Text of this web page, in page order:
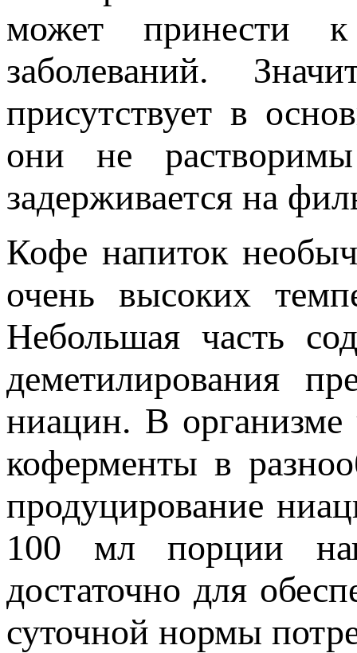
может принести к
заболеваний.
присутствует в
они не
задерживается на
Кофе напиток
очень высоких
Небольшая часть
деметилирования
ниацин. В организме
коферменты в
продуцирование
100 мл порции
достаточно для
суточной нормы